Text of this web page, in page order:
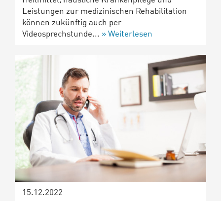
Leistungen zur medizinischen Rehabilitation
können zukünftig auch per
Videosprechstunde...
Weiterlesen
15.12.2022